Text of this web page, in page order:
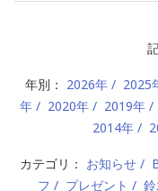
年別： 2026年 2025
年
2020年 2019年
2014年
カテゴリ： お知らせ
フ
プレゼント